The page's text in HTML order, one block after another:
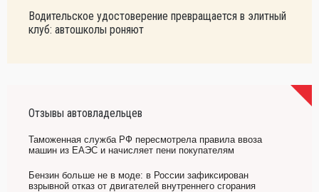
Водительское удостоверение превращается в элитный
клуб: автошколы роняют
Отзывы автовладельцев
Таможенная служба РФ пересмотрела правила ввоза
машин из ЕАЭС и начисляет пени покупателям
Бензин больше не в моде: в России зафиксирован
взрывной отказ от двигателей внутреннего сгорания